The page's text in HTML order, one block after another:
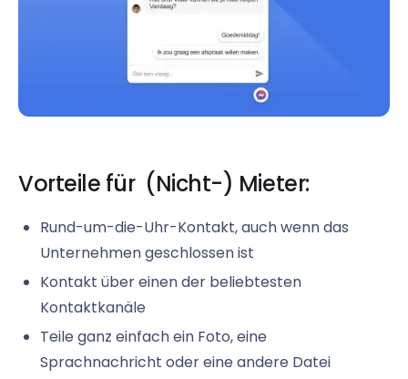
Vorteile für (Nicht-) Mieter:
Rund-um-die-Uhr-Kontakt, auch wenn das
Unternehmen geschlossen ist
Kontakt über einen der beliebtesten
Kontaktkanäle
Teile ganz einfach ein Foto, eine
Sprachnachricht oder eine andere Datei